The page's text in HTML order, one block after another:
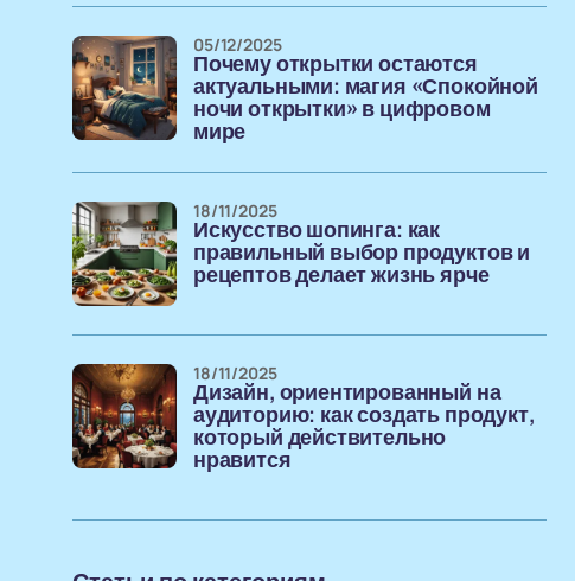
Почему открытки остаются
актуальными: магия «Спокойной
ночи открытки» в цифровом
мире
05/12/2025
Искусство шопинга: как
правильный выбор продуктов и
рецептов делает жизнь ярче
18/11/2025
Дизайн, ориентированный на
аудиторию: как создать продукт,
который действительно
нравится
18/11/2025